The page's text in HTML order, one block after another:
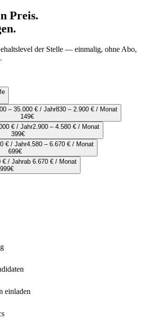
Preis.
der Stelle — einmalig, ohne Abo,
– 35.000 € / Jahr830 – 2.900 € / Monat
149€
€ / Jahr2.900 – 4.580 € / Monat
399€
€ / Jahr4.580 – 6.670 € / Monat
699€
€ / Jahrab 6.670 € / Monat
999€
einladen